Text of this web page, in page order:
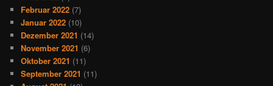
Februar 2022 (7)
Januar 2022 (10)
Dezember 2021 (14)
November 2021 (6)
Oktober 2021 (11)
September 2021 (11)